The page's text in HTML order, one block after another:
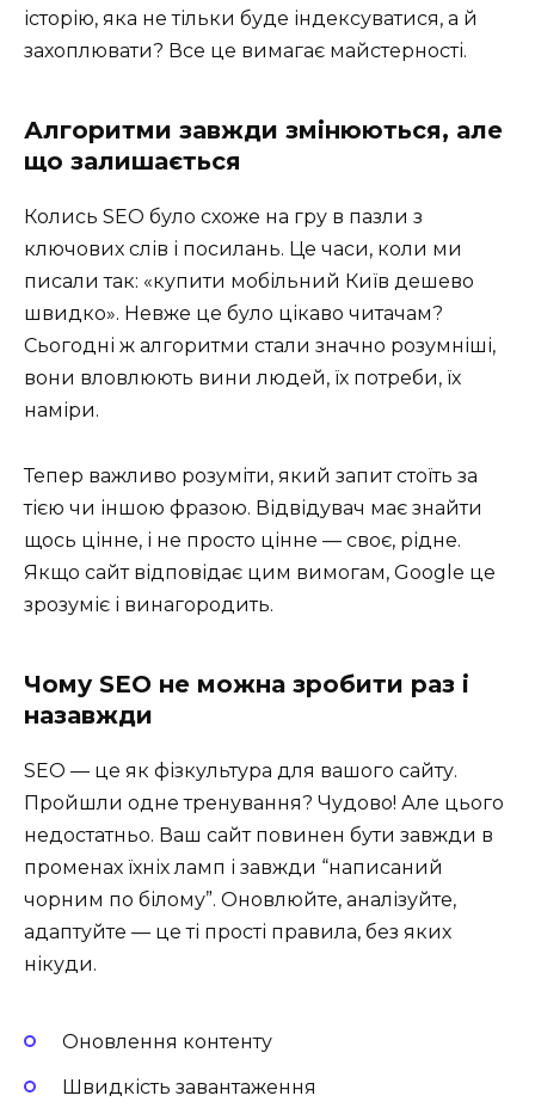
історію, яка не тільки буде індексуватися, а й
захоплювати? Все це вимагає майстерності.
Алгоритми завжди змінюються, але
що залишається
Колись SEO було схоже на гру в пазли з
ключових слів і посилань. Це часи, коли ми
писали так: «купити мобільний Київ дешево
швидко». Невже це було цікаво читачам?
Сьогодні ж алгоритми стали значно розумніші,
вони вловлюють вини людей, їх потреби, їх
наміри.
Тепер важливо розуміти, який запит стоїть за
тією чи іншою фразою. Відвідувач має знайти
щось цінне, і не просто цінне — своє, рідне.
Якщо сайт відповідає цим вимогам, Google це
зрозуміє і винагородить.
Чому SEO не можна зробити раз і
назавжди
SEO — це як фізкультура для вашого сайту.
Пройшли одне тренування? Чудово! Але цього
недостатньо. Ваш сайт повинен бути завжди в
променах їхніх ламп і завжди “написаний
чорним по білому”. Оновлюйте, аналізуйте,
адаптуйте — це ті прості правила, без яких
нікуди.
Оновлення контенту
Швидкість завантаження